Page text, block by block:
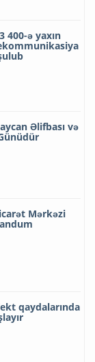
400-ə yaxın
Əlifbası və
Mərkəzi
qaydalarında